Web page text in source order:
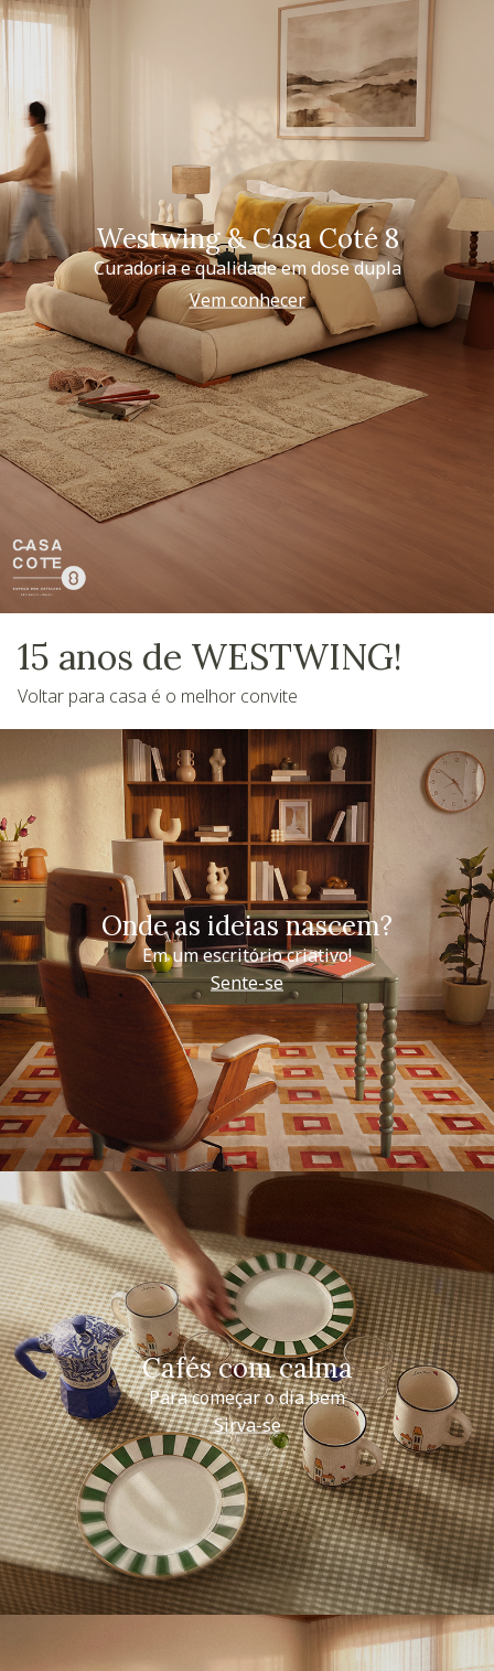
Westwing & Casa Coté 8
Curadoria e qualidade em dose dupla
Vem conhecer
15 anos de WESTWING!
Voltar para casa é o melhor convite
Onde as ideias nascem?
Em um escritório criativo!
Sente-se
Cafés com calma
Para começar o dia bem
Sirva-se